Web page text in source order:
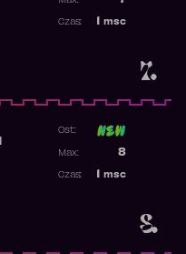
7.
msc
Czas:
8.
Ost:
8
Max:
msc
Czas: